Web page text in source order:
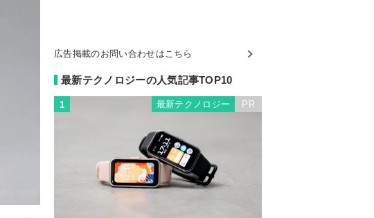
広告掲載のお問い合わせはこちら
最新テクノロジーの人気記事TOP10
1 最新テクノロジー PR